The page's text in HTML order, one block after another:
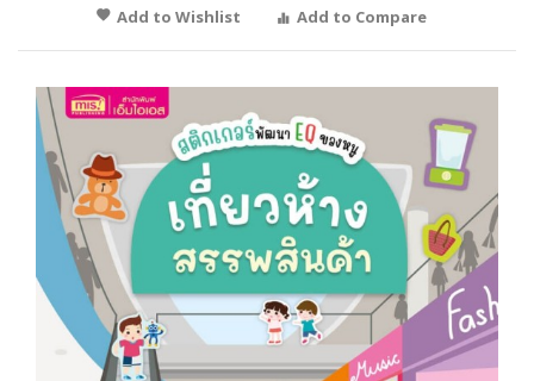
Add to Wishlist
Add to Compare